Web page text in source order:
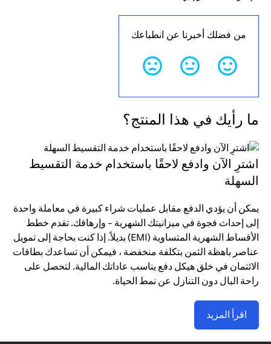
من فضلك أخبرنا عن انطباعك
ما رأيك في هذا المنتج؟
اشترِ الآن وادفع لاحقًا باستخدام خدمة التقسيط
السهلة
يمكن أن يؤدي الدفع مقابل عمليات شراء كبيرة في معاملة واحدة
إلى إحداث فجوة في ميزانيتك الشهرية - وإرهاقك. تقدم خطط
الأقساط الشهرية المتساوية (EMI) بديلاً. إذا كنت بحاجة إلى تمويل
عناصر باهظة الثمن بتكلفة منخفضة ، فيمكن أن تساعدك بطاقات
الائتمان في خلق هيكل دفع يناسب عاداتك المالية. لتحصل على
راحة البال دون التنازل عن نمط الحياة.
اقرأ المزيد